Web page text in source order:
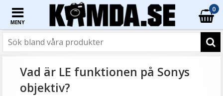
MENY
0
Vad är LE funktionen på Sonys
objektiv?